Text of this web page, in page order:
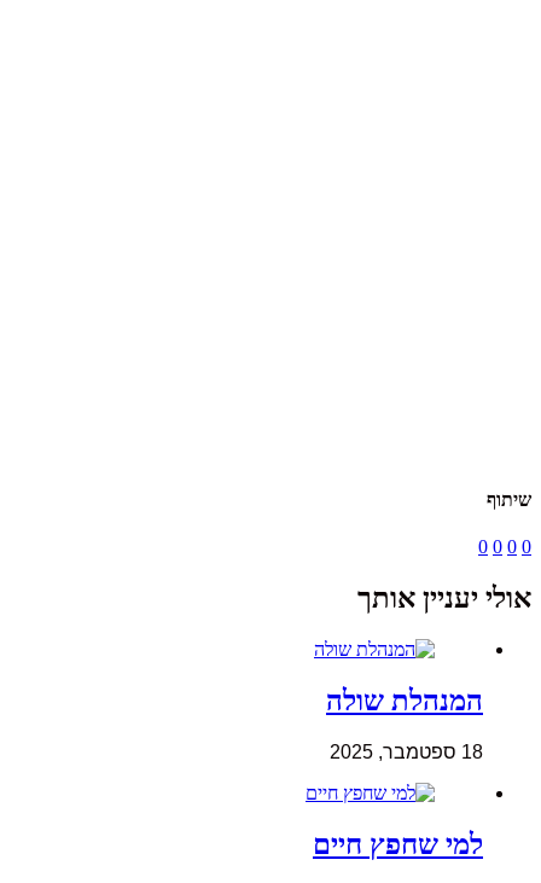
שיתוף
0
0
0
0
אולי יעניין אותך
המנהלת שולה
18 ספטמבר, 2025
למי שחפץ חיים